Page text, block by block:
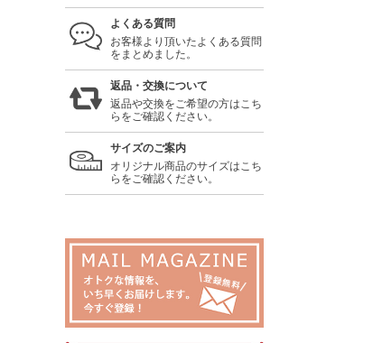
よくある質問
お客様より頂いたよくある質問
をまとめました。
返品・交換について
返品や交換をご希望の方はこち
らをご確認ください。
サイズのご案内
オリジナル商品のサイズはこち
らをご確認ください。